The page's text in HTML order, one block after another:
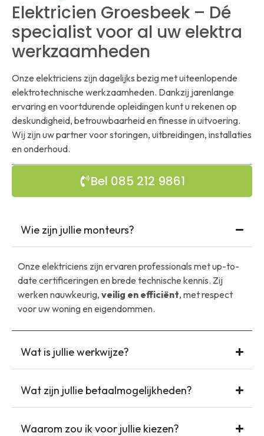
Elektricien Groesbeek – Dé
specialist voor al uw elektra
werkzaamheden
Onze elektriciens zijn dagelijks bezig met uiteenlopende
elektrotechnische werkzaamheden. Dankzij jarenlange
ervaring en voortdurende opleidingen kunt u rekenen op
deskundigheid, betrouwbaarheid en finesse in uitvoering.
Wij zijn uw partner voor storingen, uitbreidingen, installaties
en onderhoud.
Bel 085 212 9861
Wie zijn jullie monteurs?
Onze elektriciens zijn ervaren professionals met up-to-
date certificeringen en brede technische kennis. Zij
werken nauwkeurig, veilig en efficiënt, met respect
voor uw woning en eigendommen.
Wat is jullie werkwijze?
Wat zijn jullie betaalmogelijkheden?
Waarom zou ik voor jullie kiezen?